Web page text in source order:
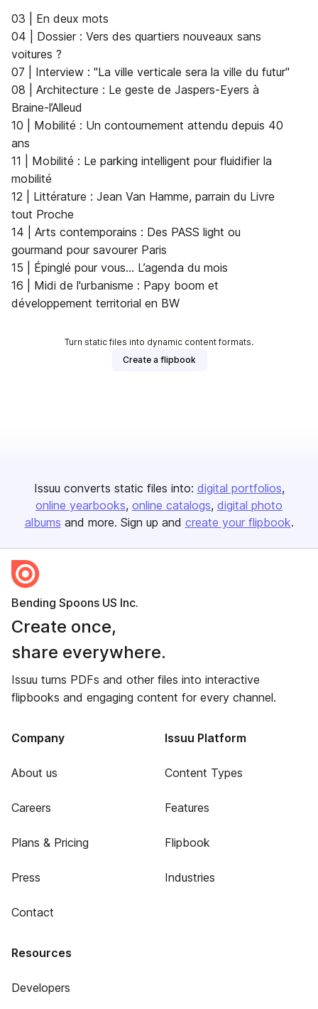
03 | En deux mots
04 | Dossier : Vers des quartiers nouveaux sans
voitures ?
07 | Interview : "La ville verticale sera la ville du futur"
08 | Architecture : Le geste de Jaspers-Eyers à
Braine-l’Alleud
10 | Mobilité : Un contournement attendu depuis 40
ans
11 | Mobilité : Le parking intelligent pour fluidifier la
mobilité
12 | Littérature : Jean Van Hamme, parrain du Livre
tout Proche
14 | Arts contemporains : Des PASS light ou
gourmand pour savourer Paris
15 | Épinglé pour vous... L’agenda du mois
16 | Midi de l'urbanisme : Papy boom et
développement territorial en BW
Turn static files into dynamic content formats.
Create a flipbook
Issuu converts static files into: digital portfolios
online yearbooks online catalogs digital photo
albums and more. Sign up and create your flipbook.
Bending Spoons US Inc.
Create once,
share everywhere.
Issuu turns PDFs and other files into interactive
flipbooks and engaging content for every channel.
Company
About us
Careers
Plans & Pricing
Press
Contact
Issuu Platform
Content Types
Features
Flipbook
Industries
Resources
Developers